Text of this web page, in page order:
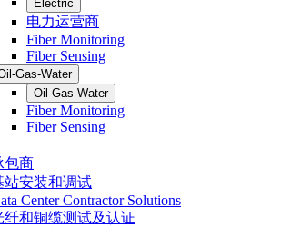
Electric
电力运营商
Fiber Monitoring
Fiber Sensing
Gas-Water
Oil-Gas-Water
Fiber Monitoring
Fiber Sensing
包商
站安装和调试
Center Contractor Solutions
纤和铜缆测试及认证